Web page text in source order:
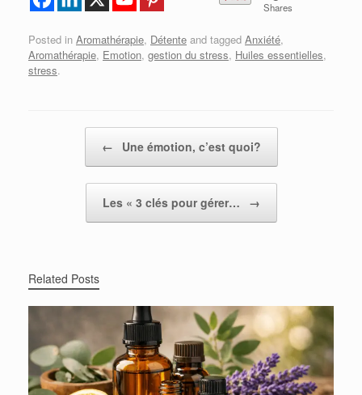
Shares
Posted in Aromathérapie, Détente and tagged Anxiété,
Aromathérapie, Emotion, gestion du stress, Huiles essentielles,
stress.
Post navigation
← Une émotion, c’est quoi?
Les « 3 clés pour gérer… →
Related Posts